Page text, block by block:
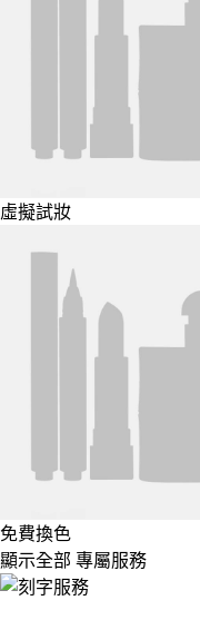
虛擬試妝
免費換色
顯示全部 專屬服務